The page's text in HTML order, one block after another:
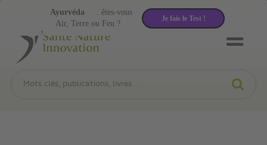
Air, Terre ou Feu ?
Ayurvéda : êtes-vous
Je fais le Test !